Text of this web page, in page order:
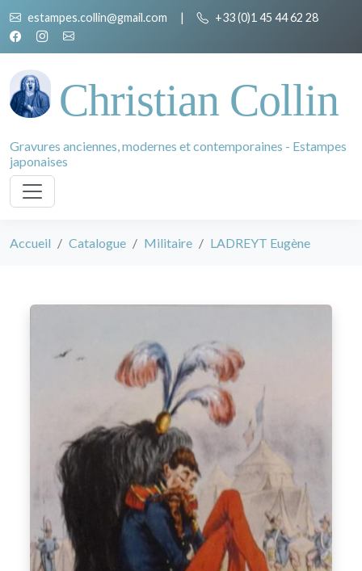
estampes.collin@gmail.com | +33 (0)1 45 44 62 28
Christian Collin
Gravures anciennes, modernes et contemporaines - Estampes
japonaises
Accueil Catalogue Militaire LADREYT Eugène